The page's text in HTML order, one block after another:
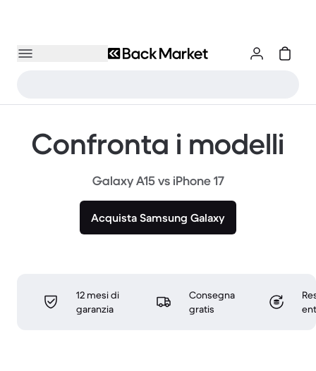
Confronta i modelli
Galaxy A15 vs iPhone 17
Acquista Samsung Galaxy
12 mesi di
garanzia
Consegna
gratis